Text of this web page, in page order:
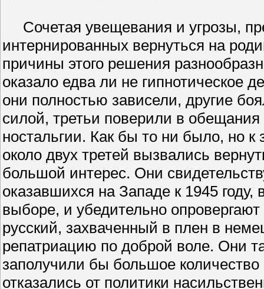
Сочетая увещевания и угрозы,
интернированных вернуться на
причины этого решения
оказало едва ли не гипнотическое
они полностью зависели, другие
силой, третьи поверили в
ностальгии. Как бы то ни было, но
около двух третей вызвались
большой интерес. Они
оказавшихся на Западе к 1945
выборе, и убедительно
русский, захваченный в плен в
репатриацию по доброй воле. Они
заполучили бы большое
отказались от политики